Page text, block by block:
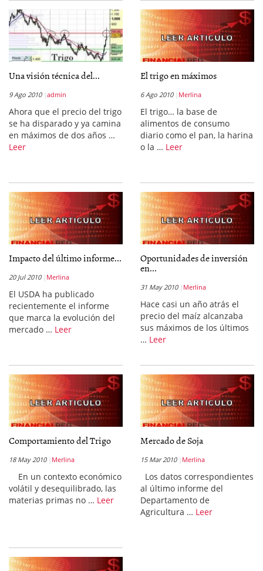
Una visión técnica del...
9 Ago 2010 admin
Ahora que el precio del trigo
se ha disparado y ya camina
en máximos de dos años …
Leer
El trigo en máximos
6 Ago 2010 Merlina
El trigo… la base de
alimentos de consumo
diario como el pan, la harina
o la … Leer
Impacto del último informe...
20 Jul 2010 Merlina
El USDA ha publicado
recientemente el informe
que marca la evolución del
mercado … Leer
Oportunidades de inversión
en...
31 May 2010 Merlina
Hace casi un año atrás el
precio del maíz alcanzaba
sus máximos de los últimos
… Leer
Comportamiento del Trigo
18 May 2010 Merlina
En un contexto económico
volátil y desequilibrado, las
materias primas no … Leer
Mercado de Soja
15 Mar 2010 Merlina
Los datos correspondientes
al último informe del
Departamento de
Agricultura … Leer